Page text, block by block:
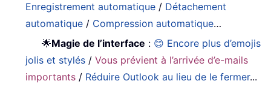
Enregistrement automatique / Détachement
automatique / Compression automatique…
🌟Magie de l’interface : 😊 Encore plus d’emojis
jolis et stylés /Vous prévient à l’arrivée d’e-mails
importants / Réduire Outlook au lieu de le fermer...